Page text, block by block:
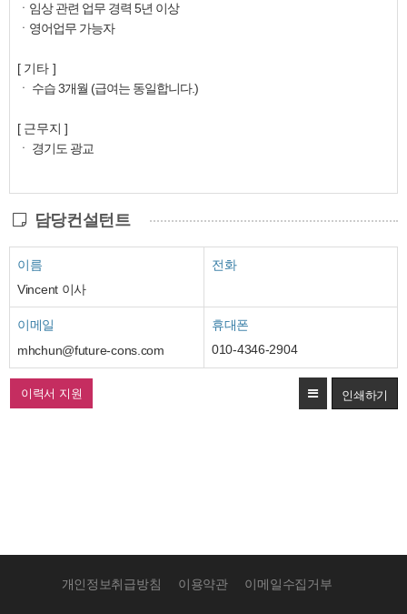
ㆍ임상 관련 업무 경력 5년 이상
ㆍ영어업무 가능자
[ 기타 ]
ㆍ 수습 3개월 (급여는 동일합니다.)
[ 근무지 ]
ㆍ 경기도 광교
담당컨설턴트
이름
Vincent 이사
전화
이메일
mhchun@future-cons.com
휴대폰
010-4346-2904
이력서 지원
개인정보취급방침 이용약관 이메일수집거부